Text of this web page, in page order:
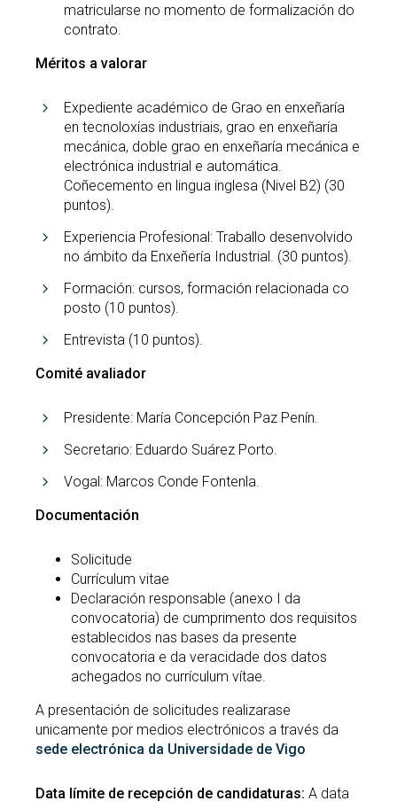
matricularse no momento de formalización do
contrato.
Méritos a valorar
Expediente académico de Grao en enxeñaría
en tecnoloxías industriais, grao en enxeñaría
mecánica, doble grao en enxeñaría mecánica e
electrónica industrial e automática.
Coñecemento en lingua inglesa (Nivel B2) (30
puntos).
Experiencia Profesional: Traballo desenvolvido
no ámbito da Enxeñería Industrial. (30 puntos).
Formación: cursos, formación relacionada co
posto (10 puntos).
Entrevista (10 puntos).
Comité avaliador
Presidente: María Concepción Paz Penín.
Secretario: Eduardo Suárez Porto.
Vogal: Marcos Conde Fontenla.
Documentación
Solicitude
Currículum vitae
Declaración responsable (anexo I da
convocatoria) de cumprimento dos requisitos
establecidos nas bases da presente
convocatoria e da veracidade dos datos
achegados no currículum vítae.
A presentación de solicitudes realizarase
unicamente por medios electrónicos a través da
sede electrónica da Universidade de Vigo
Data límite de recepción de candidaturas: A data